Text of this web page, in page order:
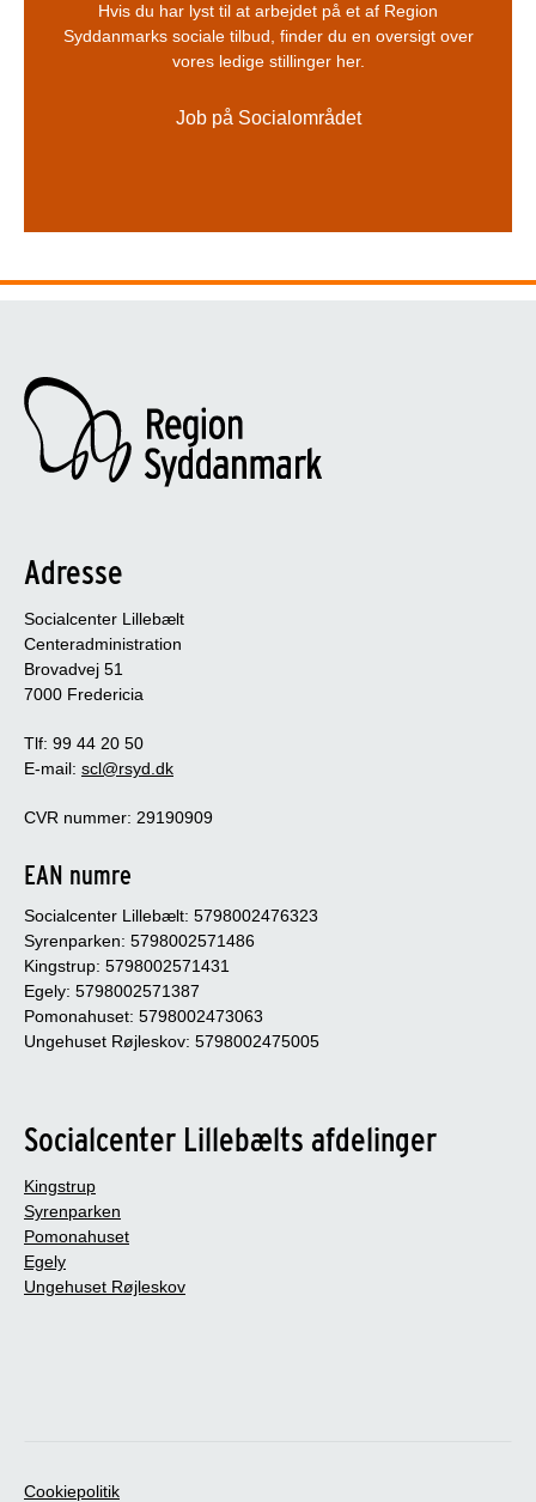
Hvis du har lyst til at arbejdet på et af Region
Syddanmarks sociale tilbud, finder du en oversigt over
vores ledige stillinger her.
Job på Socialområdet
Adresse
Socialcenter Lillebælt
Centeradministration
Brovadvej 51
7000 Fredericia
Tlf: 99 44 20 50
E-mail: scl@rsyd.dk
CVR nummer: 29190909
EAN numre
Socialcenter Lillebælt: 5798002476323
Syrenparken: 5798002571486
Kingstrup: 5798002571431
Egely: 5798002571387
Pomonahuset: 5798002473063
Ungehuset Røjleskov: 5798002475005
Socialcenter Lillebælts afdelinger
Kingstrup
Syrenparken
Pomonahuset
Egely
Ungehuset Røjleskov
Cookiepolitik